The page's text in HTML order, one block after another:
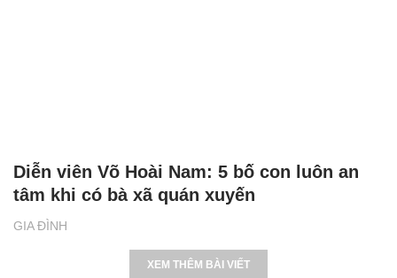
GIA ĐÌNH
Diễn viên Võ Hoài Nam: 5 bố con luôn an
tâm khi có bà xã quán xuyến
XEM THÊM BÀI VIẾT